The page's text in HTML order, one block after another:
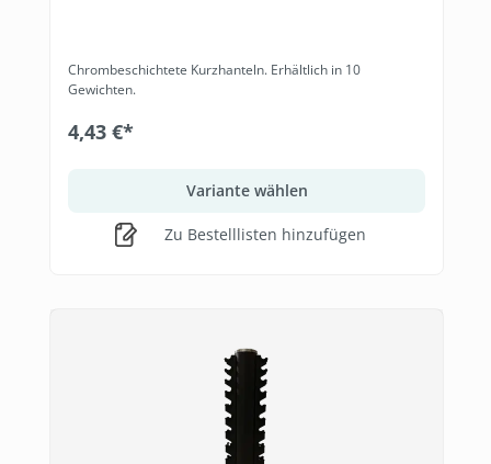
Chrombeschichtete Kurzhanteln. Erhältlich in 10
Gewichten.
4,43 €*
Variante wählen
Zu Bestelllisten hinzufügen